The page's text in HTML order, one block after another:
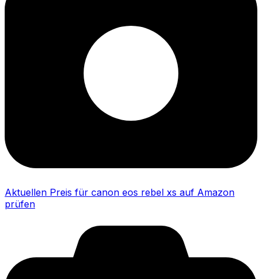
Aktuellen Preis für canon eos rebel xs auf Amazon
prüfen